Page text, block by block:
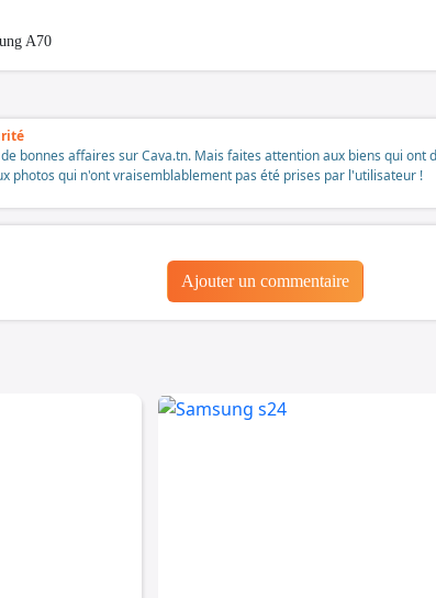
A70
bonnes affaires sur Cava.tn. Mais faites attention aux biens qui ont
photos qui n'ont vraisemblablement pas été prises par l'utilisateur !
Ajouter un commentaire